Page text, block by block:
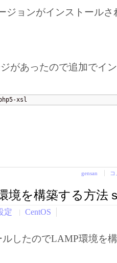
ジョンがインストール
があったので追加でイ
xsl
gensan
境を構築する方法
定 CentOS
ルしたのでLAMP環境を